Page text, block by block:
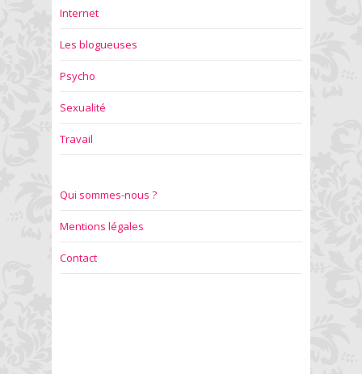
Internet
Les blogueuses
Psycho
Sexualité
Travail
Qui sommes-nous ?
Mentions légales
Contact